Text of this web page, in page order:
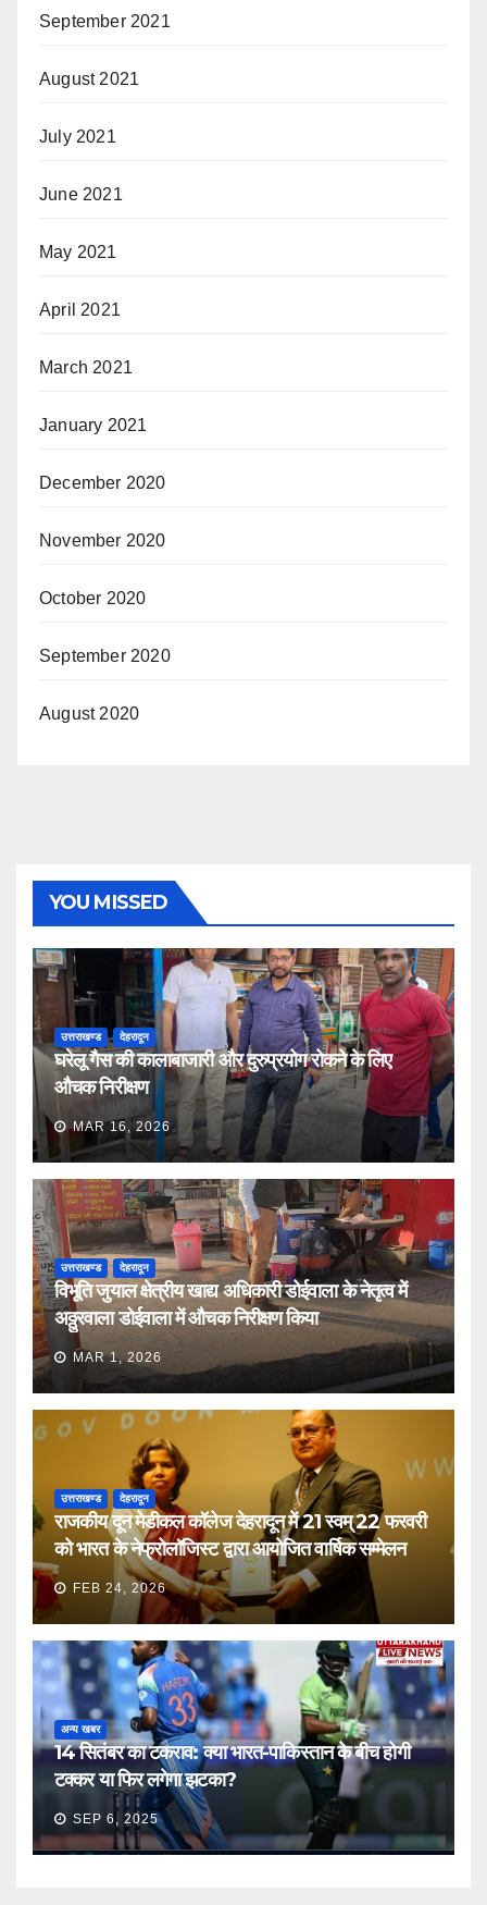
September 2021
August 2021
July 2021
June 2021
May 2021
April 2021
March 2021
January 2021
December 2020
November 2020
October 2020
September 2020
August 2020
YOU MISSED
उत्तराखण्ड देहरादून
घरेलू गैस की कालाबाजारी और दुरुप्रयोग रोकने के लिए
औचक निरीक्षण
MAR 16, 2026
उत्तराखण्ड देहरादून
विभूति जुयाल क्षेत्रीय खाद्य अधिकारी डोईवाला के नेतृत्व में
अठ्ठुरवाला डोईवाला में औचक निरीक्षण किया
MAR 1, 2026
उत्तराखण्ड देहरादून
राजकीय दून मेडीकल कॉलेज देहरादून में 21 स्वम् 22 फरवरी
को भारत के नेफ्रोलॉजिस्ट द्वारा आयोजित वार्षिक सम्मेलन
FEB 24, 2026
अन्य खबर
14 सितंबर का टकराव: क्या भारत-पाकिस्तान के बीच होगी
टक्कर या फिर लगेगा झटका?
SEP 6, 2025